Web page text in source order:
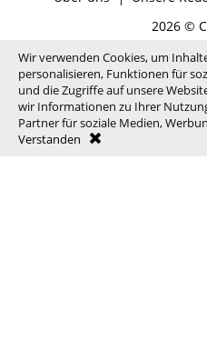
2026 ©
Wir verwenden Cookies, um
personalisieren, Funktionen für
und die Zugriffe auf unsere
wir Informationen zu Ihrer
Partner für soziale Medien,
Verstanden